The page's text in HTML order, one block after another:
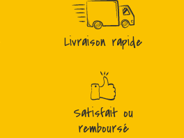
Livraison rapide
Satisfait ou
remboursé